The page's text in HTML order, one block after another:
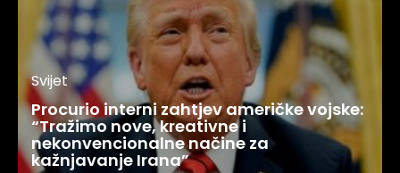
Svijet
Procurio interni zahtjev američke vojske:
“Tražimo nove, kreativne i
nekonvencionalne načine za
kažnjavanje Irana”